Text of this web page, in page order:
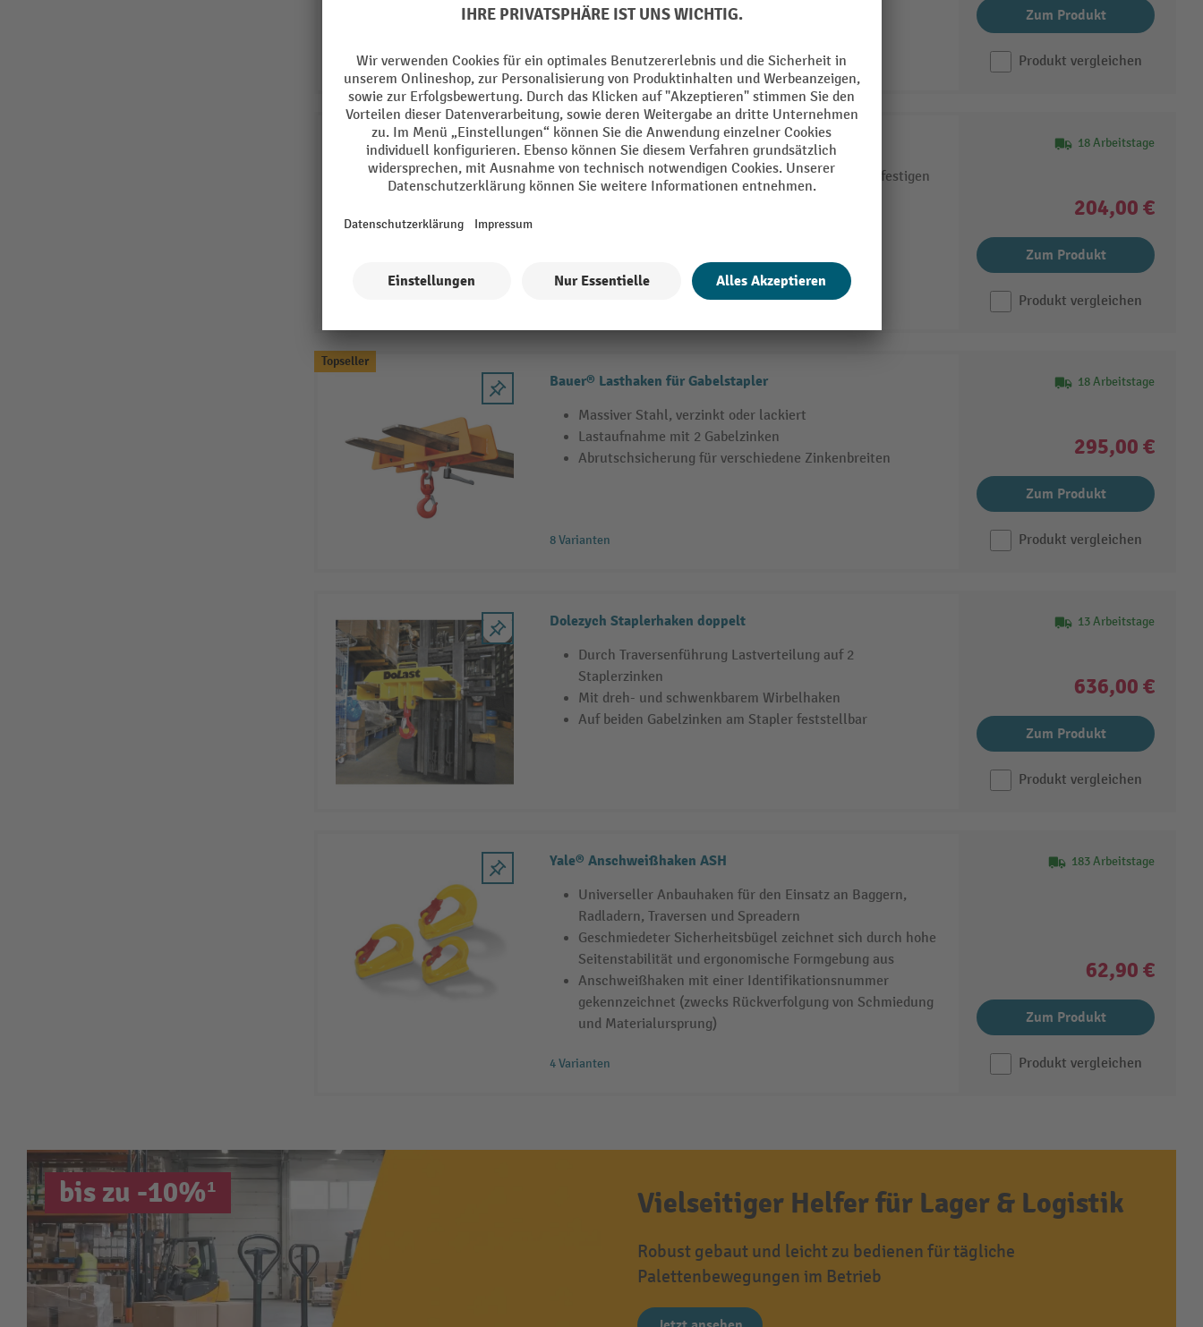
3 Varianten
Zum Produkt
Produkt vergleichen
Bauer® Lasthaken für Gabelstapler und Kran
Mittels Schraubzwinge schnell und einfach zu befestigen
18 Arbeitstage
204,00 €
Zum Produkt
Produkt vergleichen
Topseller
Bauer® Lasthaken für Gabelstapler
Massiver Stahl, verzinkt oder lackiert
Lastaufnahme mit 2 Gabelzinken
Abrutschsicherung für verschiedene Zinkenbreiten
8 Varianten
18 Arbeitstage
295,00 €
Zum Produkt
Produkt vergleichen
Dolezych Staplerhaken doppelt
Durch Traversenführung Lastverteilung auf 2
Staplerzinken
Mit dreh- und schwenkbarem Wirbelhaken
Auf beiden Gabelzinken am Stapler feststellbar
13 Arbeitstage
636,00 €
Zum Produkt
Produkt vergleichen
Yale® Anschweißhaken ASH
Universeller Anbauhaken für den Einsatz an Baggern,
Radladern, Traversen und Spreadern
Geschmiedeter Sicherheitsbügel zeichnet sich durch hohe
Seitenstabilität und ergonomische Formgebung aus
Anschweißhaken mit einer Identifikationsnummer
gekennzeichnet (zwecks Rückverfolgung von Schmiedung
und Materialursprung)
4 Varianten
183 Arbeitstage
62,90 €
Zum Produkt
Produkt vergleichen
bis zu -10%¹ Vielseitiger Helfer für Lager & Logistik
Robust gebaut und leicht zu bedienen für tägliche
Palettenbewegungen im Betrieb